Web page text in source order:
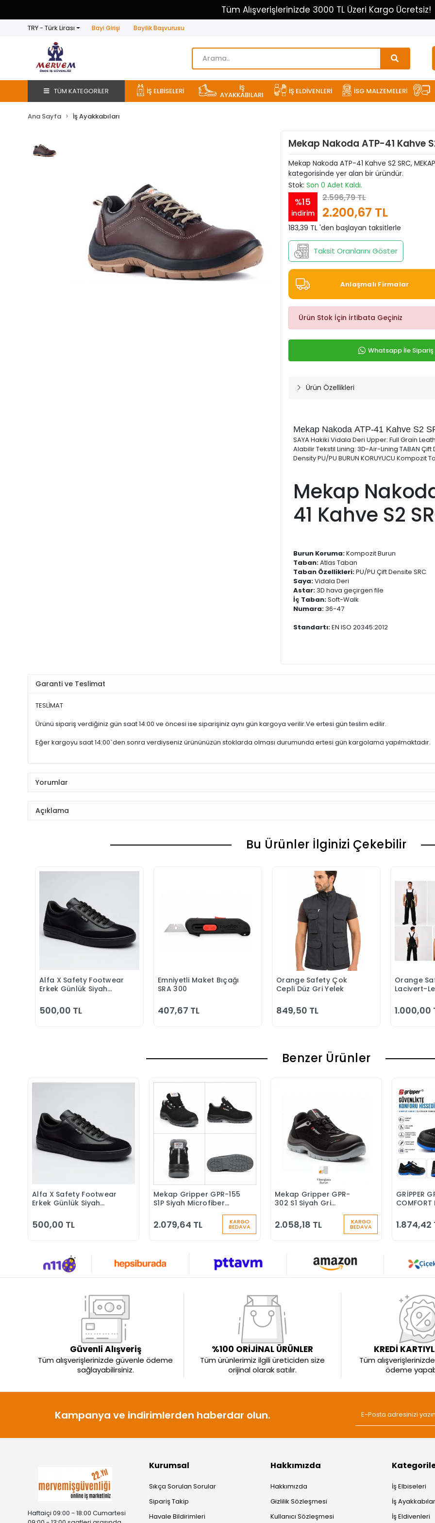
Tüm Alışverişlerinizde 3000 TL Üzeri Kargo Ücretsiz!
TRY - Türk Lirası Bayi Girişi Bayilik Başvurusu
TÜM KATEGORİLER İŞ ELBİSELERİ İŞ
AYAKKABILARI İŞ ELDİVENLERİ İSG MALZEMELERİ
Ana Sayfa İş Ayakkabıları
Mekap Nakoda ATP-41 Kahve
Mekap Nakoda ATP-41 Kahve S2 SRC,
kategorisinde yer alan bir üründür.
Stok: Son 0 Adet Kaldı.
%15
indirim
2.596,79 TL
2.200,67 TL
183,39 TL 'den başlayan taksitlerle
Taksit Oranlarını Göster
Anlaşmalı Firmalar
Ürün Stok İçin İrtibata Geçiniz
Whatsapp İle Sipariş
Ürün Özellikleri
Mekap Nakoda ATP-41 Kahve S2
SAYA Hakiki Vidala Deri Upper: Full Grain
Alabilir Tekstil Lining: 3D-Air-Lining TABAN Çift
Density PU/PU BURUN KORUYUCU
Mekap
41 Kahve S2
Burun Koruma:Kompozit Burun
Taban:Atlas Taban
Taban Özellikleri:PU/PU Çift Densite SRC
Saya:Vidala Deri
Astar:3D hava geçirgen file
İç Taban:Soft-Walk
Numara:36-47
Standartı:EN ISO 20345:2012
Garanti ve Teslimat
TESLİMAT
Ürünü sipariş verdiğiniz gün saat 14:00 ve öncesi ise siparişiniz aynı gün kargoya verilir.Ve ertesi gün teslim edilir.
Eğer kargoyu saat 14:00`den sonra verdiyseniz ürününüzün stoklarda olması durumunda ertesi gün kargolama yapılmaktadır.
Yorumlar
Açıklama
Bu Ürünler İlginizi Çekebilir
Sepete Ekle
Alfa X Safety Footwear
Erkek Günlük Siyah
500,00 TL
Sepete Ekle
Emniyetli Maket Bıçağı
SRA 300
407,67 TL
Sepete Ekle
Orange Safety Çok
Cepli Düz Gri Yelek
849,50 TL
Orange
Lacivert-
1.000,00
Benzer Ürünler
Sepete Ekle
Alfa X Safety Footwear
Erkek Günlük Siyah
500,00 TL
Sepete Ekle
Mekap Gripper GPR-155
S1P Siyah Microfiber
Ayakkabısı
2.079,64 TL KARGO
BEDAVA
Sepete Ekle
Mekap Gripper GPR-
302 S1 Siyah Gri
Ayakkabısı
2.058,18 TL KARGO
BEDAVA
GRİPPER
COMFORT
1.874,42
Güvenli Alışveriş
Tüm alışverişlerinizde güvenle ödeme
sağlayabilirsiniz.
%100 ORİJİNAL ÜRÜNLER
Tüm ürünlerimiz ilgili üreticiden size
orijinal olarak satılır.
KREDİ
Tüm
ödeme
Kampanya ve indirimlerden haberdar olun.
Haftaiçi 09:00 - 18:00 Cumartesi
Kurumsal
Sıkça Sorulan Sorular
Sipariş Takip
Havale Bildirimleri
Hakkımızda
Hakkımızda
Gizlilik Sözleşmesi
Kullanıcı Sözleşmesi
İş Elbiseleri
İş
İş Eldivenleri